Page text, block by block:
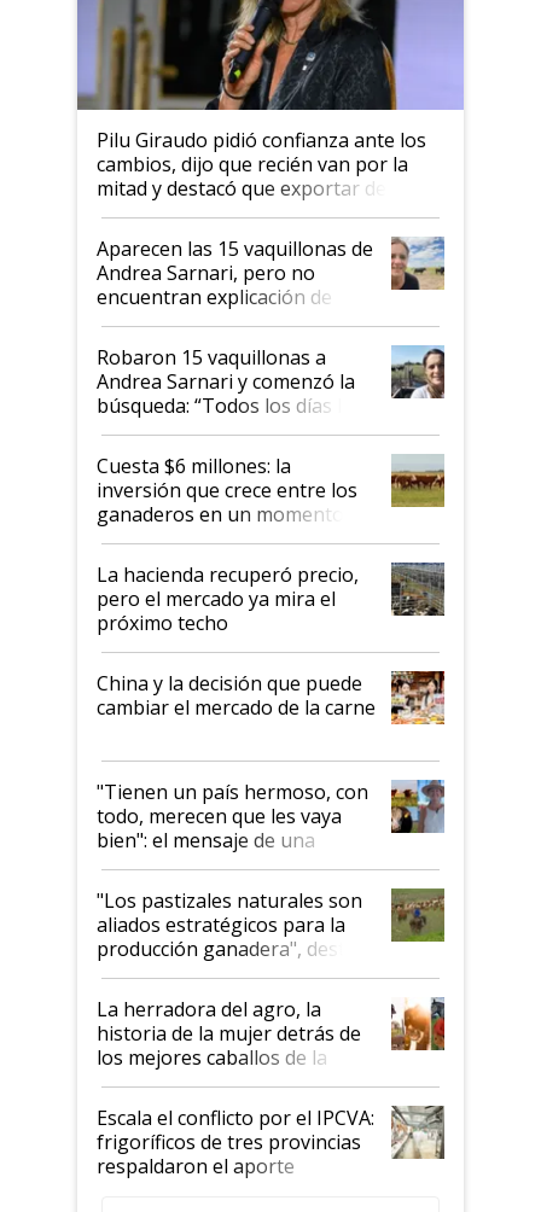
Pilu Giraudo pidió confianza ante los
cambios, dijo que recién van por la
mitad y destacó que exportar dejó de
ser "para unos pocos": "Tenemos un
mandato muy claro del gobierno
nacional"
Aparecen las 15 vaquillonas de
Andrea Sarnari, pero no
encuentran explicación de
cómo llegaron allí
Robaron 15 vaquillonas a
Andrea Sarnari y comenzó la
búsqueda: “Todos los días le
toca a algún productor”
Cuesta $6 millones: la
inversión que crece entre los
ganaderos en un momento
histórico para la actividad
La hacienda recuperó precio,
pero el mercado ya mira el
próximo techo
China y la decisión que puede
cambiar el mercado de la carne
"Tienen un país hermoso, con
todo, merecen que les vaya
bien": el mensaje de una
ganadera uruguaya sobre las
oportunidades que se abren
para el agro en Argentina, con
foco en la carne
"Los pastizales naturales son
aliados estratégicos para la
producción ganadera", destaca
la iniciativa que ya reúne a 46
establecimientos en Argentina
La herradora del agro, la
historia de la mujer detrás de
los mejores caballos de la
Argentina y los mitos que
todavía hacen sufrir a estos
animales: "Mientras me
descalificaban, yo seguí
haciendo currículum"
Escala el conflicto por el IPCVA:
frigoríficos de tres provincias
respaldaron el aporte